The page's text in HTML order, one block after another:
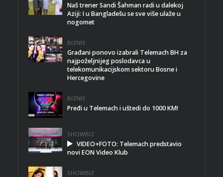
Naš trener Sandi Šahman radi u dalekoj
Aziji: I u Bangladešu se sve više ulaže u
nogomet
BIZNIS
Građani ponovo izabrali Telemach BH za
najpoželjnijeg poslodavca u
telekomunikacijskom sektoru Bosne i
Hercegovine
BIZNIS
Pređi u Telemach i uštedi do 1000 KM!
SHOWBIZ
VIDEO+FOTO: Telemach predstavio
novi EON Video Klub
SHOWBIZ